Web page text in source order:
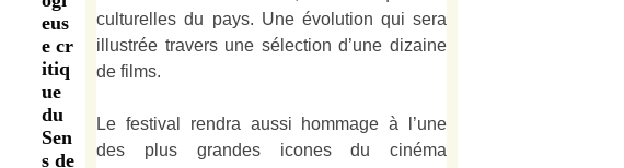
eus
e cr
itiq
ue
du
Sen
s de
culturelles du pays. Une évolution qui sera
illustrée travers une sélection d’une dizaine
de films.
Le festival rendra aussi hommage à l’une
des plus grandes icones du cinéma